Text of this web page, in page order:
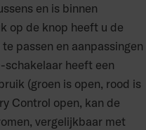
en is binnen
op de knop heeft u de
passen en aanpassingen
schakelaar heeft een
(groen is open, rood is
Control open, kan de
vergelijkbaar met